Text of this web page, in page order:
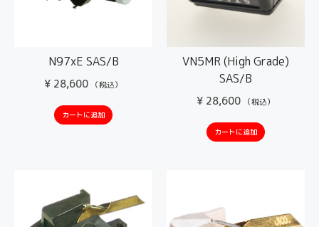
N97xE SAS/B
¥ 28,600 （税込）
カートに追加
VN5MR (High Grade)
SAS/B
¥ 28,600 （税込）
カートに追加